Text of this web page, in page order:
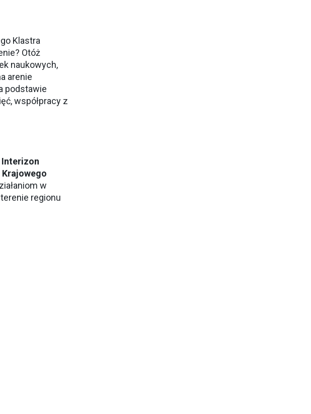
Klastra
Otóż
naukowych,
arenie
podstawie
współpracy z
Interizon
w
regionu